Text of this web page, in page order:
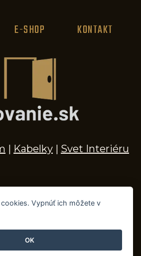
E-SHOP KONTAKT
| Kabelky | Svet Interiéru
na dvere, madlá, kovania,
a príslušenstvo
Vypnúť ich môžete v
OK